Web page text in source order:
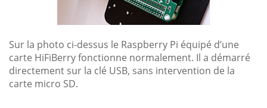
Sur la photo ci-dessus le Raspberry Pi équipé d’une
carte HiFiBerry fonctionne normalement. Il a démarré
directement sur la clé USB, sans intervention de la
carte micro SD.